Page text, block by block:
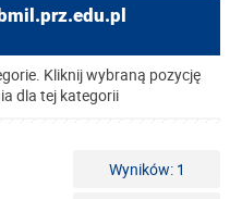
Kliknij wybraną pozycję
dla tej kategorii
Wyników: 1